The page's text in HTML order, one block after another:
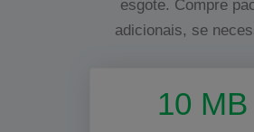
esgote. Compre
adicionais, se
10 MB